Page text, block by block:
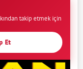
takip etmek için
Et